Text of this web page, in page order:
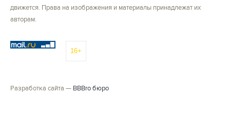
движется. Права на изображения и материалы принадлежат их
авторам.
16+
Разработка сайта — BBBro бюро